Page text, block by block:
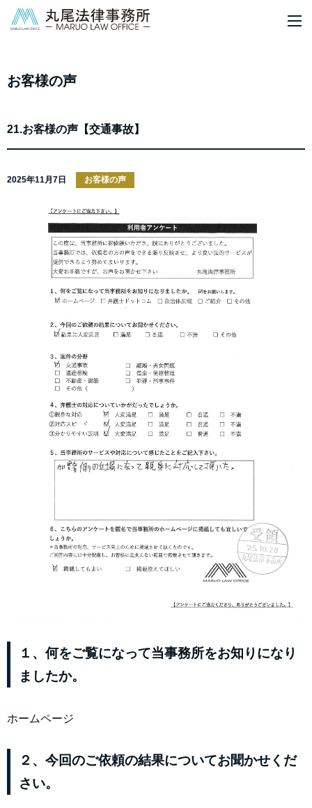
お客様の声
21.お客様の声【交通事故】
2025年11月7日 お客様の声
１、何をご覧になって当事務所をお知りになり
ましたか。
ホームページ
２、今回のご依頼の結果についてお聞かせくだ
さい。